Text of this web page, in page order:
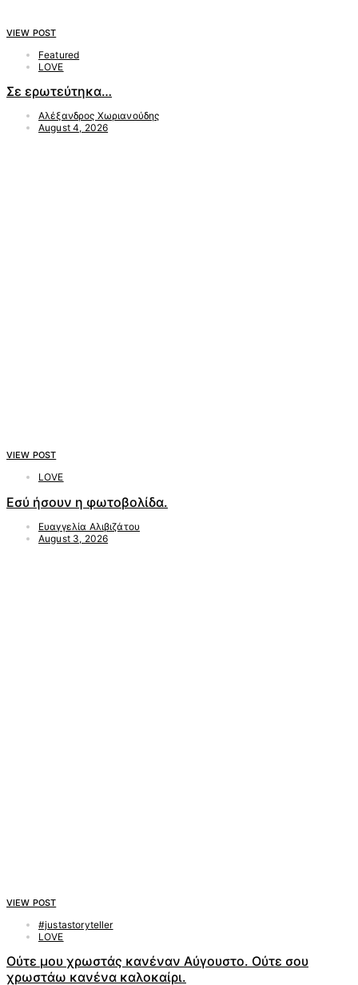
VIEW POST
Featured
LOVE
Σε ερωτεύτηκα…
Αλέξανδρος Χωριανούδης
August 4, 2026
VIEW POST
LOVE
Εσύ ήσουν η φωτοβολίδα.
Ευαγγελία Αλιβιζάτου
August 3, 2026
VIEW POST
#justastoryteller
LOVE
Ούτε μου χρωστάς κανέναν Αύγουστο. Ούτε σου
χρωστάω κανένα καλοκαίρι.